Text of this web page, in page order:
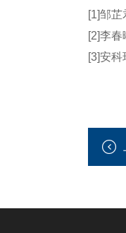
[1]邹芷
[2]李春
[3]安科